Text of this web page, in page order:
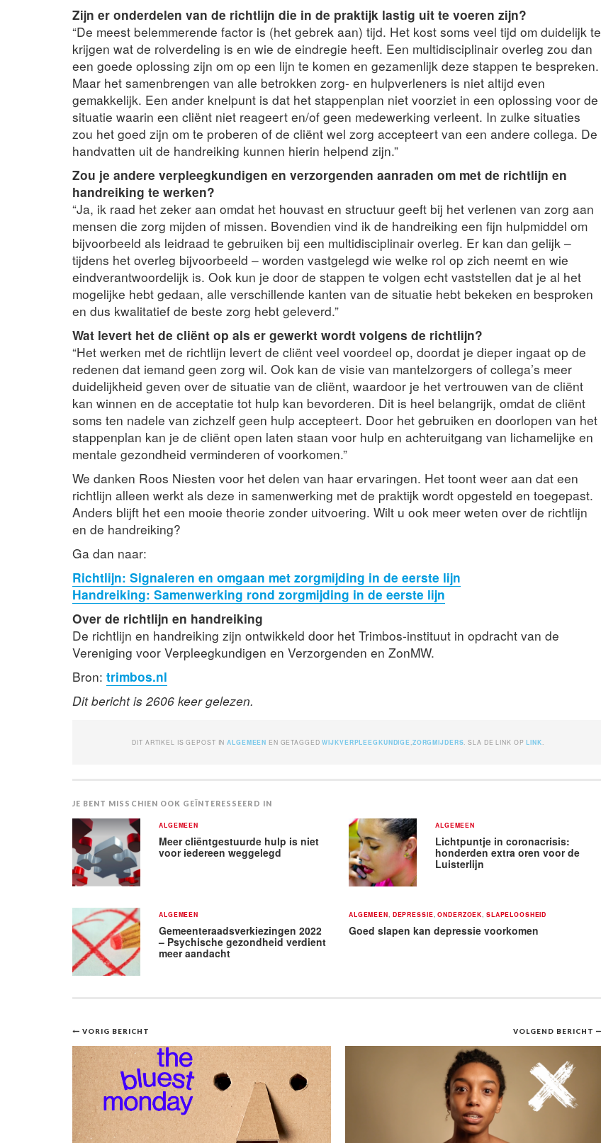
Zijn er onderdelen van de richtlijn die in de praktijk lastig uit te voeren zijn?
“De meest belemmerende factor is (het gebrek aan) tijd. Het kost soms veel tijd om duidelijk te
krijgen wat de rolverdeling is en wie de eindregie heeft. Een multidisciplinair overleg zou dan
een goede oplossing zijn om op een lijn te komen en gezamenlijk deze stappen te bespreken.
Maar het samenbrengen van alle betrokken zorg- en hulpverleners is niet altijd even
gemakkelijk. Een ander knelpunt is dat het stappenplan niet voorziet in een oplossing voor de
situatie waarin een cliënt niet reageert en/of geen medewerking verleent. In zulke situaties
zou het goed zijn om te proberen of de cliënt wel zorg accepteert van een andere collega. De
handvatten uit de handreiking kunnen hierin helpend zijn.”
Zou je andere verpleegkundigen en verzorgenden aanraden om met de richtlijn en
handreiking te werken?
“Ja, ik raad het zeker aan omdat het houvast en structuur geeft bij het verlenen van zorg aan
mensen die zorg mijden of missen. Bovendien vind ik de handreiking een fijn hulpmiddel om
bijvoorbeeld als leidraad te gebruiken bij een multidisciplinair overleg. Er kan dan gelijk –
tijdens het overleg bijvoorbeeld – worden vastgelegd wie welke rol op zich neemt en wie
eindverantwoordelijk is. Ook kun je door de stappen te volgen echt vaststellen dat je al het
mogelijke hebt gedaan, alle verschillende kanten van de situatie hebt bekeken en besproken
en dus kwalitatief de beste zorg hebt geleverd.”
Wat levert het de cliënt op als er gewerkt wordt volgens de richtlijn?
“Het werken met de richtlijn levert de cliënt veel voordeel op, doordat je dieper ingaat op de
redenen dat iemand geen zorg wil. Ook kan de visie van mantelzorgers of collega’s meer
duidelijkheid geven over de situatie van de cliënt, waardoor je het vertrouwen van de cliënt
kan winnen en de acceptatie tot hulp kan bevorderen. Dit is heel belangrijk, omdat de cliënt
soms ten nadele van zichzelf geen hulp accepteert. Door het gebruiken en doorlopen van het
stappenplan kan je de cliënt open laten staan voor hulp en achteruitgang van lichamelijke en
mentale gezondheid verminderen of voorkomen.”
We danken Roos Niesten voor het delen van haar ervaringen. Het toont weer aan dat een
richtlijn alleen werkt als deze in samenwerking met de praktijk wordt opgesteld en toegepast.
Anders blijft het een mooie theorie zonder uitvoering. Wilt u ook meer weten over de richtlijn
en de handreiking?
Ga dan naar:
Richtlijn: Signaleren en omgaan met zorgmijding in de eerste lijn
Handreiking: Samenwerking rond zorgmijding in de eerste lijn
Over de richtlijn en handreiking
De richtlijn en handreiking zijn ontwikkeld door het Trimbos-instituut in opdracht van de
Vereniging voor Verpleegkundigen en Verzorgenden en ZonMW.
Bron: trimbos.nl
Dit bericht is 2606 keer gelezen.
DIT ARTIKEL IS GEPOST INALGEMEEN EN GETAGGEDWIJKVERPLEEGKUNDIGE ZORGMIJDERS . SLA DE LINK OPLINK
JE BENT MISSCHIEN OOK GEÏNTERESSEERD IN
ALGEMEEN
Meer cliëntgestuurde hulp is niet
voor iedereen weggelegd
ALGEMEEN
Lichtpuntje in coronacrisis:
honderden extra oren voor de
Luisterlijn
ALGEMEEN
Gemeenteraadsverkiezingen 2022
– Psychische gezondheid verdient
meer aandacht
ALGEMEEN DEPRESSIE ,ONDERZOEK SLAPELOOSHEID
Goed slapen kan depressie voorkomen
Bericht
navigatie
VOLGEND BERICHT
VORIG BERICHT